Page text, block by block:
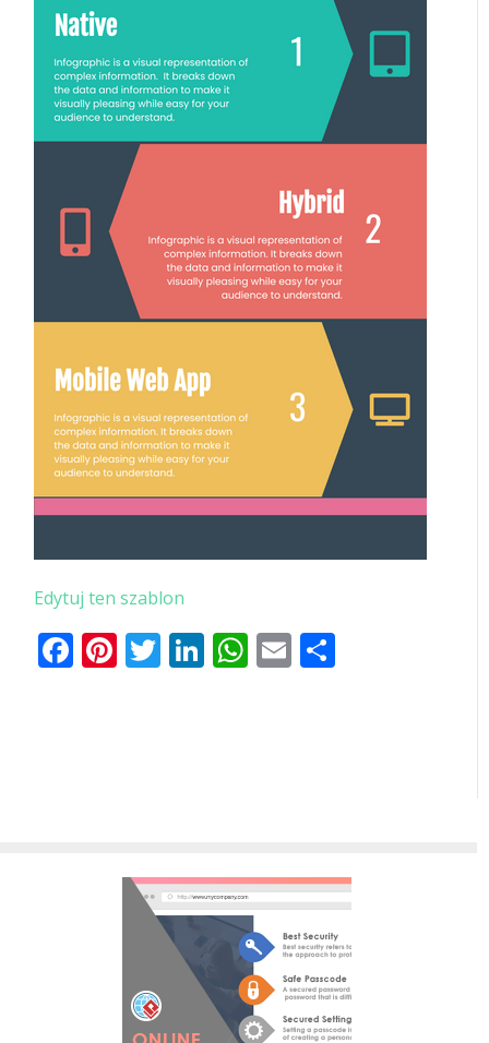
Edytuj ten szablon
Facebook
Pinterest
Twitter
LinkedIn
WhatsApp
Email